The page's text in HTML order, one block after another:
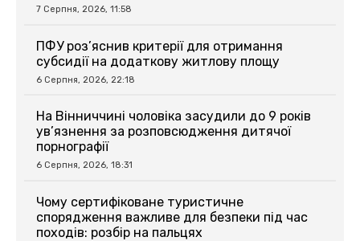
7 Серпня, 2026, 11:58
ПФУ роз’яснив критерії для отримання
субсидії на додаткову житлову площу
6 Серпня, 2026, 22:18
На Вінниччині чоловіка засудили до 9 років
ув’язнення за розповсюдження дитячої
порнографії
6 Серпня, 2026, 18:31
Чому сертифіковане туристичне
спорядження важливе для безпеки під час
походів: розбір на пальцях